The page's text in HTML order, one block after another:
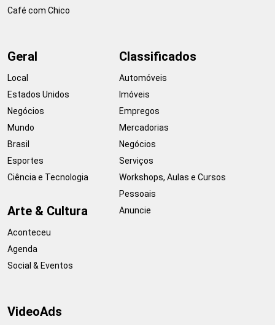
Café com Chico
Geral
Local
Estados Unidos
Negócios
Mundo
Brasil
Esportes
Ciência e Tecnologia
Arte & Cultura
Aconteceu
Agenda
Social & Eventos
Classificados
Automóveis
Imóveis
Empregos
Mercadorias
Negócios
Serviços
Workshops, Aulas e Cursos
Pessoais
Anuncie
VideoAds